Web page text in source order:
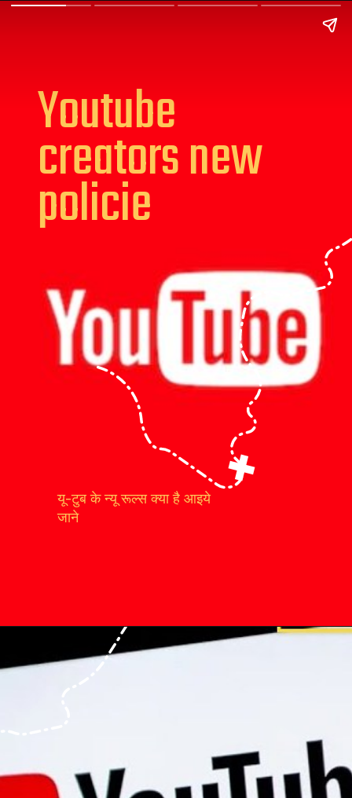
Youtube
creators new
policie
यू-टुब के न्यू रूल्स क्या है आइये
जाने